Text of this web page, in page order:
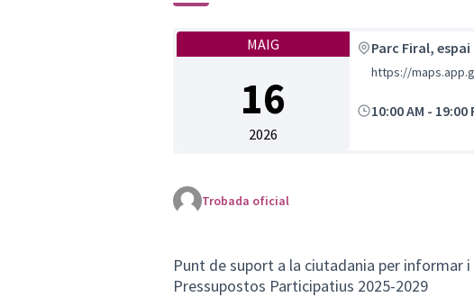
MAIG
16
2026
Parc Firal,
https://
10:00 AM - 19:00
Trobada oficial
Punt de suport a la ciutadania per informar
Pressupostos Participatius 2025-2029